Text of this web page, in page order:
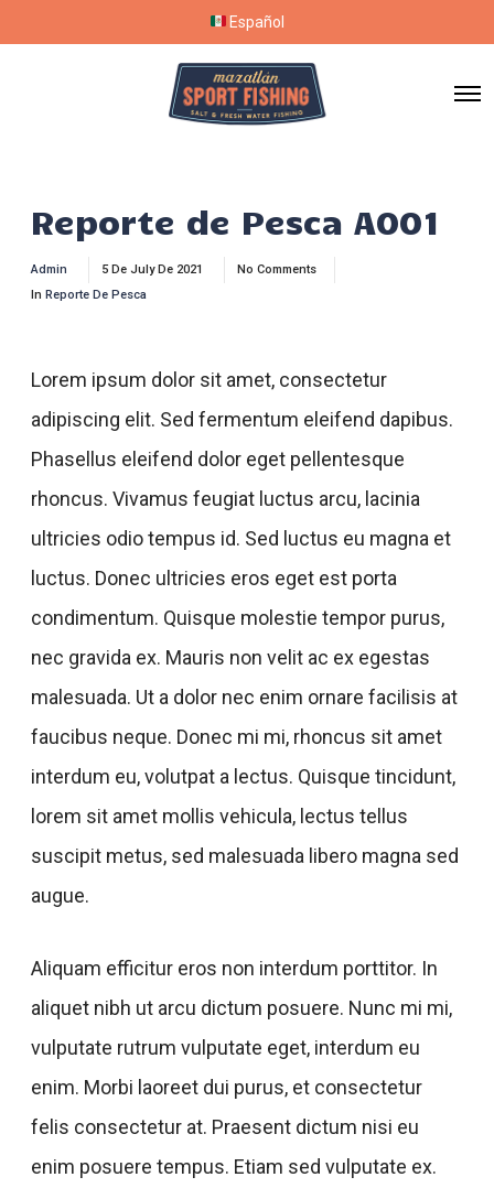
Español
Reporte de Pesca A001
Admin 5 De July De 2021
No Comments
In Reporte De Pesca
Lorem ipsum dolor sit amet, consectetur
adipiscing elit. Sed fermentum eleifend dapibus.
Phasellus eleifend dolor eget pellentesque
rhoncus. Vivamus feugiat luctus arcu, lacinia
ultricies odio tempus id. Sed luctus eu magna et
luctus. Donec ultricies eros eget est porta
condimentum. Quisque molestie tempor purus,
nec gravida ex. Mauris non velit ac ex egestas
malesuada. Ut a dolor nec enim ornare facilisis at
faucibus neque. Donec mi mi, rhoncus sit amet
interdum eu, volutpat a lectus. Quisque tincidunt,
lorem sit amet mollis vehicula, lectus tellus
suscipit metus, sed malesuada libero magna sed
augue.
Aliquam efficitur eros non interdum porttitor. In
aliquet nibh ut arcu dictum posuere. Nunc mi mi,
vulputate rutrum vulputate eget, interdum eu
enim. Morbi laoreet dui purus, et consectetur
felis consectetur at. Praesent dictum nisi eu
enim posuere tempus. Etiam sed vulputate ex.